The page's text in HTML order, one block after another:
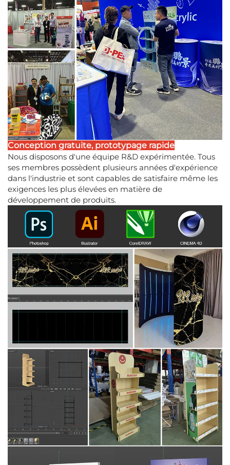
Conception gratuite, prototypage rapide
Nous disposons d'une équipe R&D expérimentée. Tous
ses membres possèdent plusieurs années d'expérience
dans l'industrie et sont capables de satisfaire même les
exigences les plus élevées en matière de
développement de produits.